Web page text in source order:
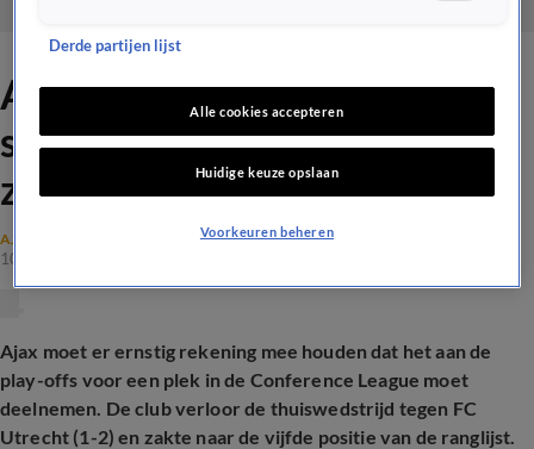
Ajax verliest in absolute
slotfase van FC Utrecht en
zakt naar vijfde plaats
AJAX
10 mei 2026, 18:33
Ajax moet er ernstig rekening mee houden dat het aan de
play-offs voor een plek in de Conference League moet
deelnemen. De club verloor de thuiswedstrijd tegen FC
Utrecht (1-2) en zakte naar de vijfde positie van de ranglijst.
Derde partijen lijst
Alle cookies accepteren
Huidige keuze opslaan
Voorkeuren beheren